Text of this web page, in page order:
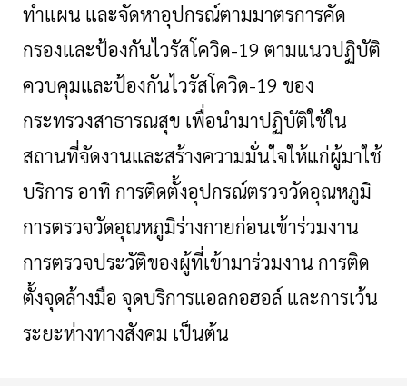
ทำแผน และจัดหาอุปกรณ์ตามมาตรการคัด
กรองและป้องกันไวรัสโควิด-19 ตามแนวปฏิบัติ
ควบคุมและป้องกันไวรัสโควิด-19 ของ
กระทรวงสาธารณสุข เพื่อนำมาปฏิบัติใช้ใน
สถานที่จัดงานและสร้างความมั่นใจให้แก่ผู้มาใช้
บริการ อาทิ การติดตั้งอุปกรณ์ตรวจวัดอุณหภูมิ
การตรวจวัดอุณหภูมิร่างกายก่อนเข้าร่วมงาน
การตรวจประวัติของผู้ที่เข้ามาร่วมงาน การติด
ตั้งจุดล้างมือ จุดบริการแอลกอฮอล์ และการเว้น
ระยะห่างทางสังคม เป็นต้น